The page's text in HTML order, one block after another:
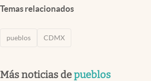
Temas relacionados
pueblos CDMX
Más noticias depueblos